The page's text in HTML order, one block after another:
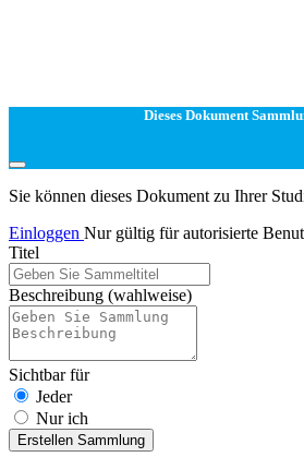
Dieses Dokument
Sie können dieses Dokument zu Ihrer
Einloggen Nur gültig für autorisierte
Titel
Beschreibung (wahlweise)
Sichtbar für
Jeder
Nur ich
Erstellen Sammlung